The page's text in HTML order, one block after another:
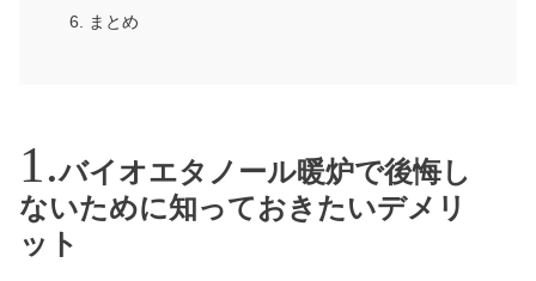
まとめ
バイオエタノール暖炉で後悔し
ないために知っておきたいデメリ
ット